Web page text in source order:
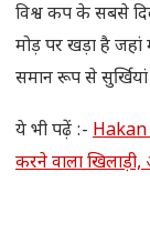
विश्व कप के सबसे
मोड़ पर खड़ा है जहां
समान रूप से सुर्खियां
ये भी पढ़ें :- Hakan
करने वाला